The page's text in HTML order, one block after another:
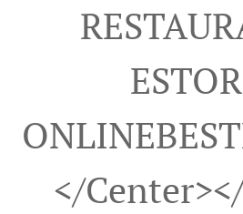
</